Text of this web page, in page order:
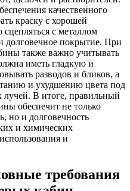
качественного
краску с хорошей
с металлом
долговечное покрытие. При
также важно учитывать
иметь гладкую и
разводов и бликов, а
и ухудшению цвета под
лучей. В итоге, правильный
обеспечит не только
но и долговечность
и химических
и
требования